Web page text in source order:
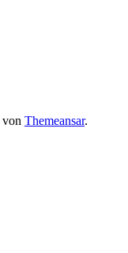
von Themeansar.